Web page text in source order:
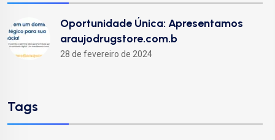
Oportunidade Única: Apresentamos
araujodrugstore.com.b
28 de fevereiro de 2024
Tags